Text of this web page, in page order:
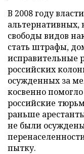
В 2008 году
альтернативных,
свободы видов
стать штрафы,
исправительные
российских
осужденных за
косвенно
российские
раньше
не были
пытку.